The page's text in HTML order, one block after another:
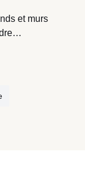
et murs